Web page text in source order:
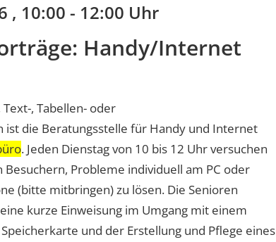
, 10:00 - 12:00 Uhr
Handy/Internet
, Tabellen- oder
die Beratungsstelle für Handy und Internet
. Jeden Dienstag von 10 bis 12 Uhr versuchen
Probleme individuell am PC oder
(bitte mitbringen) zu lösen. Die Senioren
kurze Einweisung im Umgang mit einem
und der Erstellung und Pflege eines